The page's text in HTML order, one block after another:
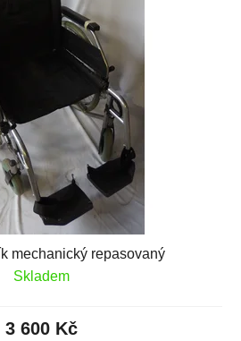
mechanický repasovaný
Skladem
3 600 Kč